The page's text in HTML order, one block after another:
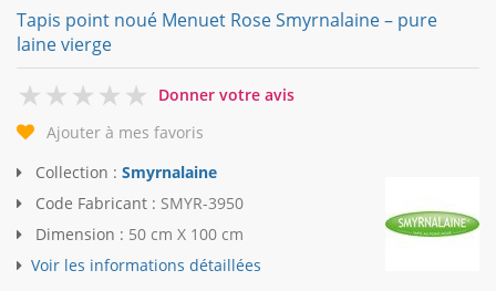
Tapis point noué Menuet Rose Smyrnalaine – pure
laine vierge
0
Donner votre avis
Ajouter à mes favoris
Collection : Smyrnalaine
Code Fabricant : SMYR-3950
Dimension : 50 cm X 100 cm
Voir les informations détaillées